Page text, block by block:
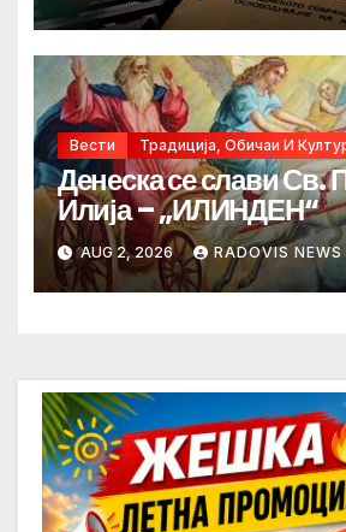
Вести Традиција, Обичаи И
Денеска се слави Св.
Илија – „ИЛИНДЕН“
AUG 2, 2026 RADOVIS NEWS